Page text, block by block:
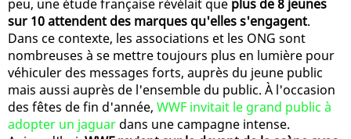
peu, une étude française révélait que plus de 8 jeunes
sur 10 attendent des marques qu'elles s'engagent.
Dans ce contexte, les associations et les ONG sont
nombreuses à se mettre toujours plus en lumière pour
véhiculer des messages forts, auprès du jeune public
mais aussi auprès de l'ensemble du public. À l'occasion
des fêtes de fin d'année, WWF invitait le grand public à
adopter un jaguar dans une campagne intense.